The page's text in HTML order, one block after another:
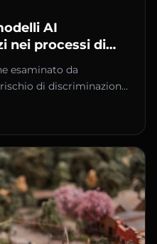
AI
nei processi di
esaminato da
di discriminazione